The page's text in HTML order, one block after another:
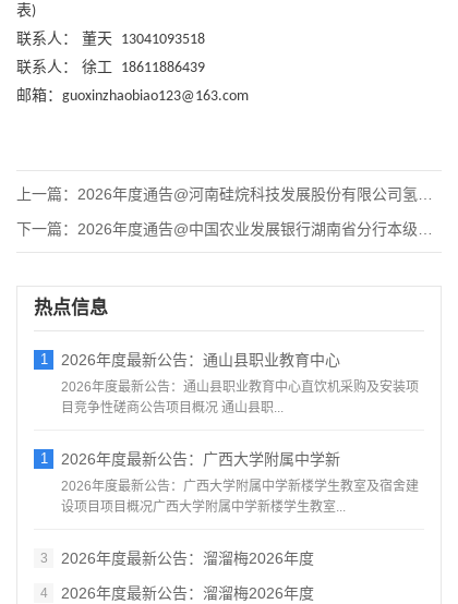
表)
联系人：
董天 13041093518
联系人：
徐工
18611886439
邮箱： guoxinzhaobiao123@163.com
上一篇： 2026年度通告@河南硅烷科技发展股份有限公司氢气管束集装箱
下一篇： 2026年度通告@中国农业发展银行湖南省分行本级物业服务采购
热点信息
1 2026年度最新公告：通山县职业教育中心
2026年度最新公告：通山县职业教育中心直饮机采购及安装项
目竞争性磋商公告项目概况 通山县职...
1 2026年度最新公告：广西大学附属中学新
2026年度最新公告：广西大学附属中学新楼学生教室及宿舍建
设项目项目概况广西大学附属中学新楼学生教室...
3 2026年度最新公告：溜溜梅2026年度
4 2026年度最新公告：溜溜梅2026年度